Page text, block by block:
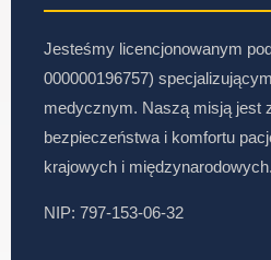
Jesteśmy licencjonowanym
000000196757)
medycznym. Naszą misją jest
bezpieczeństwa i komfortu
krajowych i międzynarodowych.
NIP: 797-153-06-32